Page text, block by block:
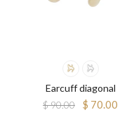
Earcuff diagonal
$ 90.00
$ 70.00